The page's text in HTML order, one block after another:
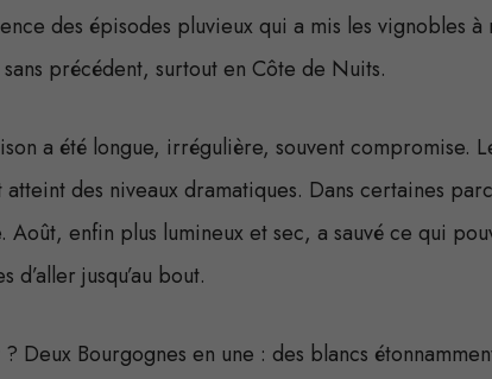
des épisodes pluvieux qui a mis les vignobles
précédent, surtout en Côte de Nuits.
a été longue, irrégulière, souvent compromise.
atteint des niveaux dramatiques. Dans certaines
Août, enfin plus lumineux et sec, a sauvé ce qui
d’aller jusqu’au bout.
? Deux Bourgognes en une : des blancs